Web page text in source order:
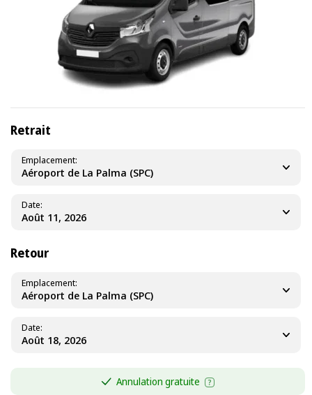
Retrait
Aéroport de La Palma (SPC)
Emplacement
Date
Retour
Aéroport de La Palma (SPC)
Emplacement
Date
Annulation gratuite